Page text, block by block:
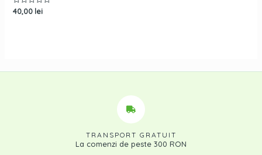
Rated
40,00 lei
TRANSPORT GRATUIT
La comenzi de peste 300 RON